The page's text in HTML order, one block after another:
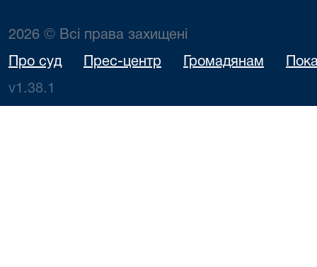
2026 © Всі права захищені
Про суд Прес-центр Громадянам
v1.38.1